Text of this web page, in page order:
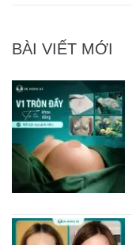
BÀI VIẾT MỚI